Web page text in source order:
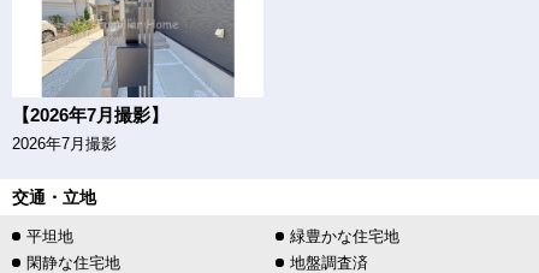
【2026年7月撮影】
2026年7月撮影
交通・立地
平坦地
緑豊かな住宅地
閑静な住宅地
地盤調査済